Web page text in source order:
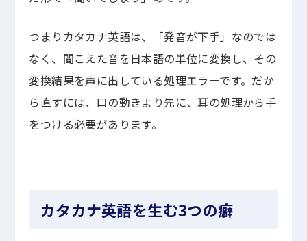
つまりカタカナ英語は、「発音が下手」なのでは
なく、聞こえた音を日本語の単位に変換し、その
変換結果を声に出している処理エラーです。だか
ら直すには、口の動きより先に、耳の処理から手
をつける必要があります。
カタカナ英語を生む3つの癖